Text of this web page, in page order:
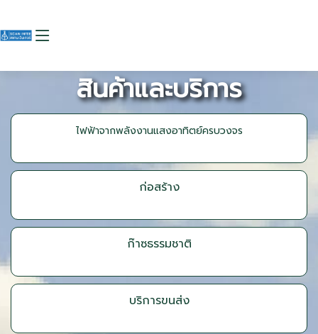
สินค้าและบริการ
ไฟฟ้าจากพลังงานแสงอาทิตย์ครบวงจร
ก่อสร้าง
ก๊าซธรรมชาติ
บริการขนส่ง